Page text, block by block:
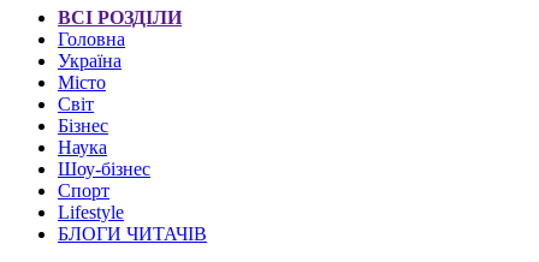
ВСІ РОЗДІЛИ
Головна
Україна
Місто
Світ
Бізнес
Наука
Шоу-бізнес
Спорт
Lifestyle
БЛОГИ ЧИТАЧІВ